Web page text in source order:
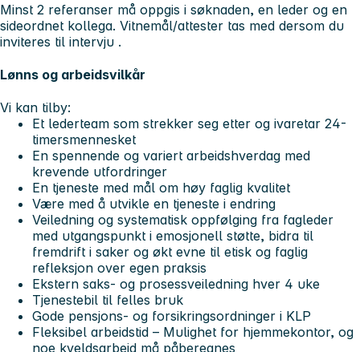
Minst 2 referanser må oppgis i søknaden, en leder og en
sideordnet kollega. Vitnemål/attester tas med dersom du
inviteres til intervju .
Lønns og arbeidsvilkår
Vi kan tilby:
Et lederteam som strekker seg etter og ivaretar 24-
timersmennesket
En spennende og variert arbeidshverdag med
krevende utfordringer
En tjeneste med mål om høy faglig kvalitet
Være med å utvikle en tjeneste i endring
Veiledning og systematisk oppfølging fra fagleder
med utgangspunkt i emosjonell støtte, bidra til
fremdrift i saker og økt evne til etisk og faglig
refleksjon over egen praksis
Ekstern saks- og prosessveiledning hver 4 uke
Tjenestebil til felles bruk
Gode pensjons- og forsikringsordninger i KLP
Fleksibel arbeidstid – Mulighet for hjemmekontor, og
noe kveldsarbeid må påberegnes